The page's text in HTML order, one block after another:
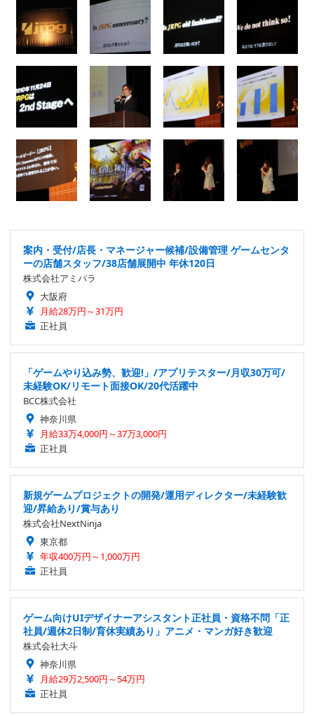
案内・受付/店長・マネージャー候補/設備管理 ゲームセンタ
ーの店舗スタッフ/38店舗展開中 年休120日
株式会社アミパラ
大阪府
月給28万円～31万円
正社員
「ゲームやり込み勢、歓迎!」/アプリテスター/月収30万可/
未経験OK/リモート面接OK/20代活躍中
BCC株式会社
神奈川県
月給33万4,000円～37万3,000円
正社員
新規ゲームプロジェクトの開発/運用ディレクター/未経験歓
迎/昇給あり/賞与あり
株式会社NextNinja
東京都
年収400万円～1,000万円
正社員
ゲーム向けUIデザイナーアシスタント正社員・資格不問「正
社員/週休2日制/育休実績あり」アニメ・マンガ好き歓迎
株式会社大斗
神奈川県
月給29万2,500円～54万円
正社員